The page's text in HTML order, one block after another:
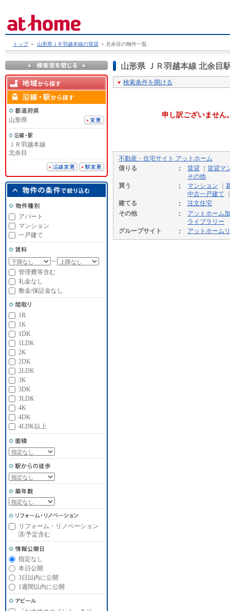
トップ ＞ 山形県ＪＲ羽越本線の賃貸 ＞ 北余目の物件一覧
山形県 ＪＲ羽越本線 北余目
検索条件を開ける
申し訳ございません
不動産・住宅サイト アットホーム
借りる
賃貸
賃貸マ
その他
買う
マンション
中古一戸建て
建てる
注文住宅
その他
アットホーム
ライブラリー
グループサイト
アットホーム
山形県
ＪＲ羽越本線
北余目
アパート
マンション
一戸建て
～
管理費等含む
礼金なし
敷金/保証金なし
1R
1K
1DK
1LDK
2K
2DK
2LDK
3K
3DK
3LDK
4K
4DK
4LDK以上
リフォーム・リノベーション
済/予定含む
指定なし
本日公開
3日以内に公開
1週間以内に公開